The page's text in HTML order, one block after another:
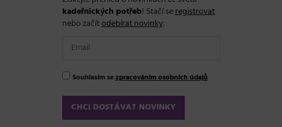
Získejte přehled o novinkách ze světa
kadeřnických potřeb! Stačí seregistrovat
nebo začítodebírat novinky: